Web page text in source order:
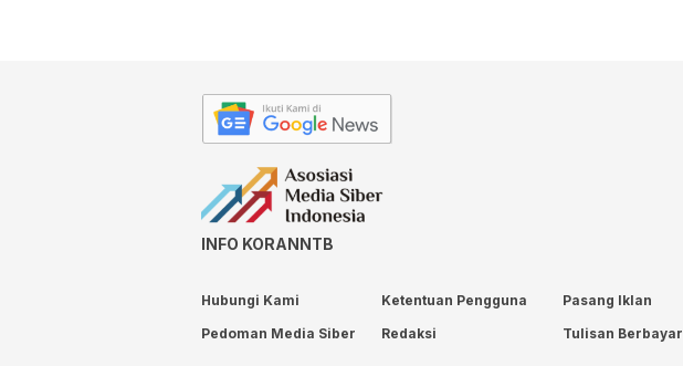
INFO KORANNTB
Hubungi Kami Ketentuan Pengguna
Pasang Iklan
Pedoman Media Siber
Redaksi Tulisan Berbayar